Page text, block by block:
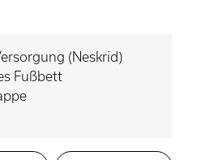
(Neskrid)
Fußbett